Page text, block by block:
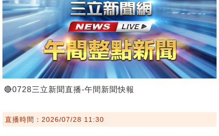
🔴0728三立新聞直播-午間新聞快報
直播時間：2026/07/28 11:30